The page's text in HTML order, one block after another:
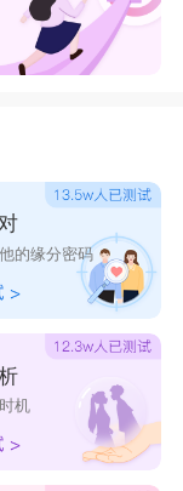
为将军，地位
狗狗最拉风的
寓意着宠物狗
并且通过自己
非常美好的寓
的缘分密码
机